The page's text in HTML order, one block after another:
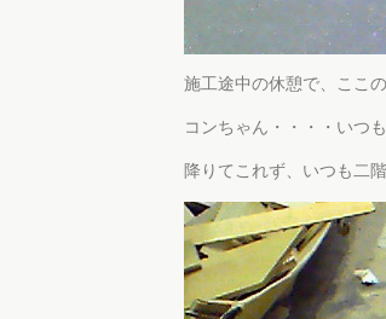
施工途中の休憩で、ここ
コンちゃん・・・・いつ
降りてこれず、いつも二